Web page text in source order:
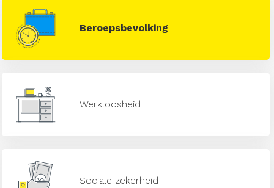
Beroepsbevolking
Werkloosheid
Sociale zekerheid